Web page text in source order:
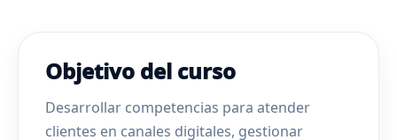
Objetivo del curso
Desarrollar competencias para atender
clientes en canales digitales, gestionar